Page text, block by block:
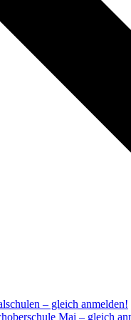
– gleich anmelden!
Mai – gleich